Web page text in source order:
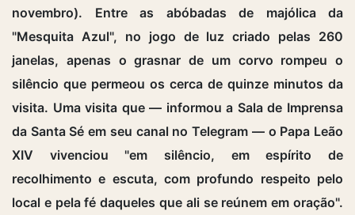
novembro). Entre as abóbadas de majólica da
"Mesquita Azul", no jogo de luz criado pelas 260
janelas, apenas o grasnar de um corvo rompeu o
silêncio que permeou os cerca de quinze minutos da
visita. Uma visita que — informou a Sala de Imprensa
da Santa Sé em seu canal no Telegram — o Papa Leão
XIV vivenciou "em silêncio, em espírito de
recolhimento e escuta, com profundo respeito pelo
local e pela fé daqueles que ali se reúnem em oração".